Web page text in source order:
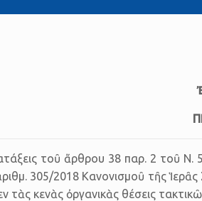
τοῦ ἄρ­θρου 38 παρ. 2 τοῦ
305/2018 Κανονισμοῦ τῆς
τὰς κενὰς ὀργανικὰς θέσεις